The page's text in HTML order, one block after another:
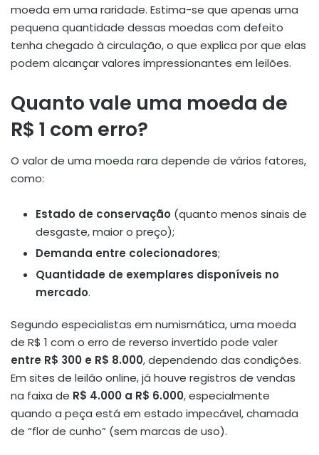
moeda em uma raridade. Estima-se que apenas uma
pequena quantidade dessas moedas com defeito
tenha chegado à circulação, o que explica por que elas
podem alcançar valores impressionantes em leilões.
Quanto vale uma moeda de
R$ 1 com erro?
O valor de uma moeda rara depende de vários fatores,
como:
Estado de conservação (quanto menos sinais de
desgaste, maior o preço);
Demanda entre colecionadores;
Quantidade de exemplares disponíveis no
mercado.
Segundo especialistas em numismática, uma moeda
de R$ 1 com o erro de reverso invertido pode valer
entre R$ 300 e R$ 8.000, dependendo das condições.
Em sites de leilão online, já houve registros de vendas
na faixa de R$ 4.000 a R$ 6.000, especialmente
quando a peça está em estado impecável, chamada
de “flor de cunho” (sem marcas de uso).